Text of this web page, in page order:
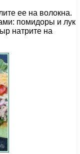
ее на волокна.
помидоры и лук
натрите на